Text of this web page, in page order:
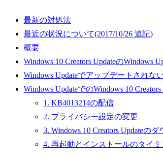
最新の対処法
最近の状況について(2017/10/26 追記)
概要
Windows 10 Creators UpdateのWindows
Windows Updateでアップデートされな
Windows UpdateでのWindows 10
1. KB4013214の配信
2. プライバシー設定の変更
3. Windows 10 Creators Updateの
4. 再起動とインストールのタイ